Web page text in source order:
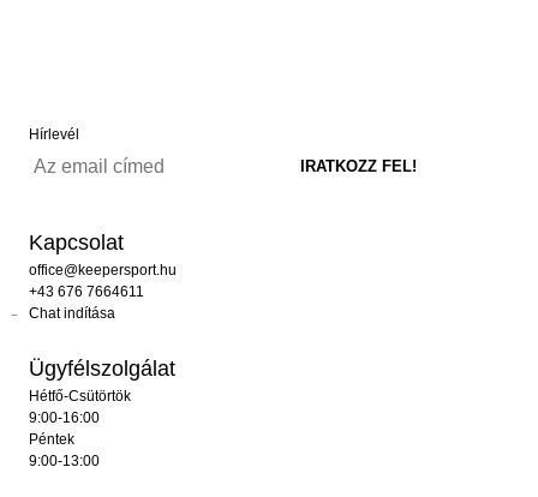
Hírlevél
Kapcsolat
office@keepersport.hu
+43 676 7664611
Chat indítása
Ügyfélszolgálat
Hétfő-Csütörtök
9:00-16:00
Péntek
9:00-13:00